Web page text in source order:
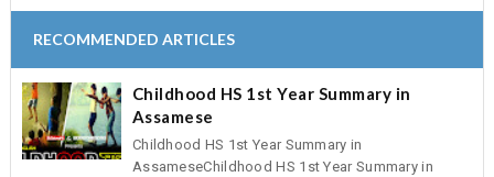
RECOMMENDED ARTICLES
Childhood HS 1st Year Summary in
Assamese
Childhood HS 1st Year Summary in
AssameseChildhood HS 1st Year Summary in